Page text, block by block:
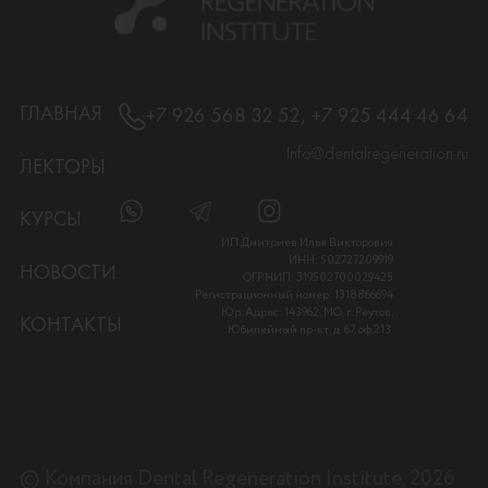
ГЛАВНАЯ
ЛЕКТОРЫ
КУРСЫ
НОВОСТИ
КОНТАКТЫ
+7 926 568 32 52, +7 925 444 46 64
ИП Дмитриев Илья Викторович
ИНН: 502727209919
ОГРНИП: 319502700029425
Регистрационный номер: 1318866694
Юр. Адрес: 143962, МО, г. Реутов,
Юбилейный пр-кт, д. 67, оф.213.